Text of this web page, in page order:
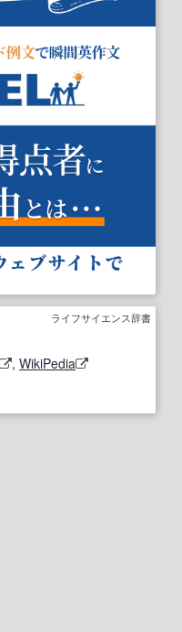
ライフサイエンス辞書
, WikiPedia